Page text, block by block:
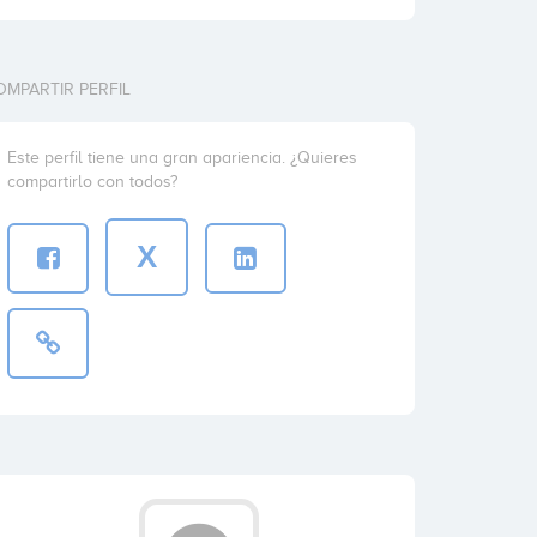
PERFIL
Este perfil tiene una gran apariencia. ¿Quieres
compartirlo con todos?
X